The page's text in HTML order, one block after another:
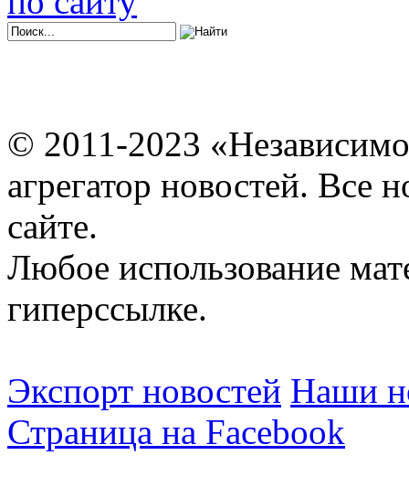
© 2011-2023
агрегатор новостей. Все
сайте.
Любое использование
гиперссылке.
Экспорт новостей Наши
Страница на Facebook